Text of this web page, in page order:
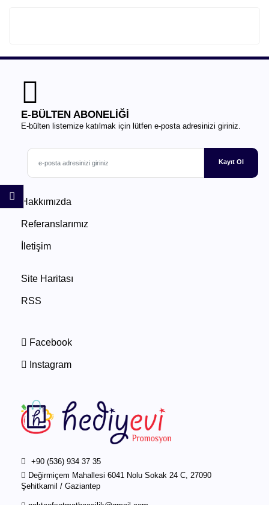
E-BÜLTEN ABONELİĞİ
E-bülten listemize katılmak için lütfen e-posta adresinizi giriniz.
Kayıt Ol
Hakkımızda
Referanslarımız
İletişim
Site Haritası
RSS
Facebook
Instagram
+90 (536) 934 37 35
Değirmiçem Mahallesi 6041 Nolu Sokak 24 C, 27090
Şehitkamil / Gaziantep